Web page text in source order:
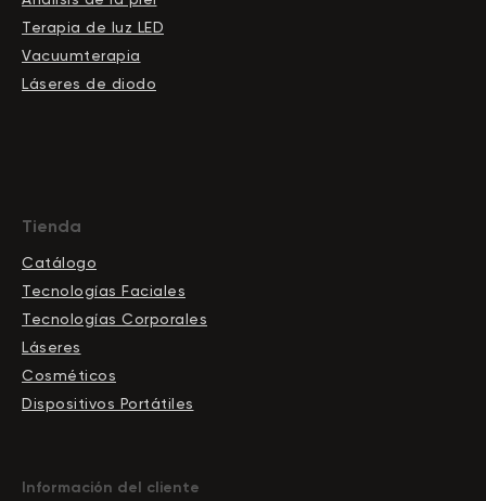
Terapia de luz LED
Vacuumterapia
Láseres de diodo
Tienda
Catálogo
Tecnologías Faciales
Tecnologías Corporales
Láseres
Cosméticos
Dispositivos Portátiles
Información del cliente